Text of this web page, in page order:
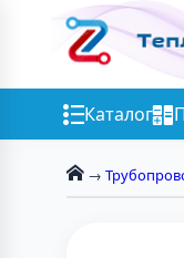
Каталог
→